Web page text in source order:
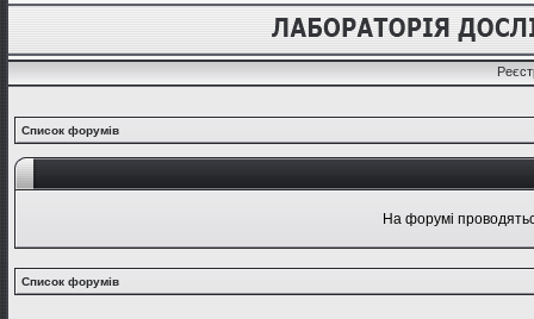
Список форумів
На форумі
Список форумів